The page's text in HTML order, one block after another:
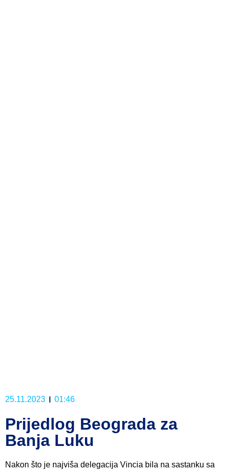
25.11.2023 01:46
Prijedlog Beograda za
Banja Luku
Nakon što je najviša delegacija Vincia bila na sastanku sa